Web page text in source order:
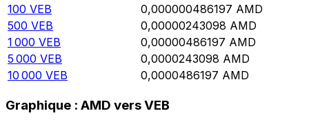
100 VEB 0,000000486197 AMD
500 VEB 0,00000243098 AMD
1 000 VEB 0,00000486197 AMD
5 000 VEB 0,0000243098 AMD
10 000 VEB 0,0000486197 AMD
Graphique : AMD vers VEB